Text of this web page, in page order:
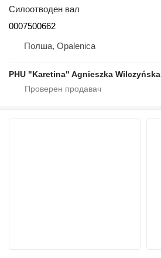
Силоотводен вал
0007500662
Полша, Opalenica
PHU "Karetina" Agnieszka Wilczyńska